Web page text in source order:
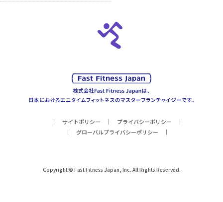
サイトポリシー
プライバシーポリシー
グローバルプライバシーポリシー
Copyright © Fast Fitness Japan, Inc. All Rights Reserved.